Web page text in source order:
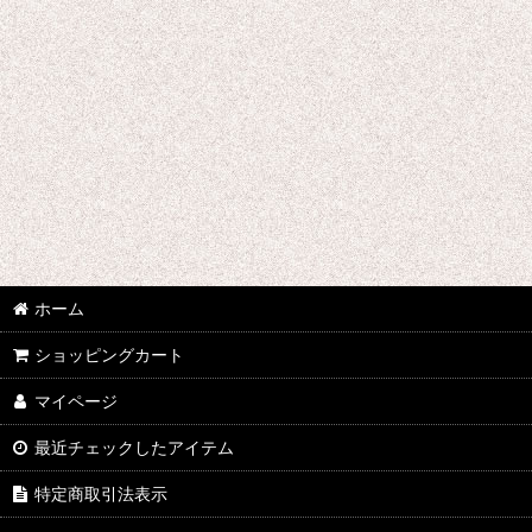
雑誌
写真集
ホーム
ショッピングカート
マイページ
最近チェックしたアイテム
特定商取引法表示